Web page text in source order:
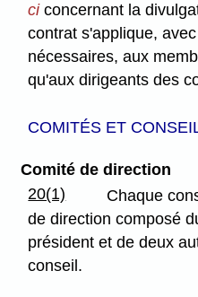
ciconcernant la
contrat s'applique,
nécessaires, aux
qu'aux dirigeants des
COMITÉS ET
Comité de direction
20(1)
Chaque
de direction composé
président et de deux
conseil.